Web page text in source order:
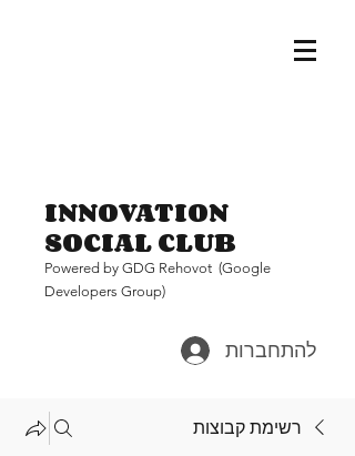
INNOVATION
SOCIAL CLUB
Powered by GDG Rehovot (Google
Developers Group)
להתחברות
רשימת קבוצות